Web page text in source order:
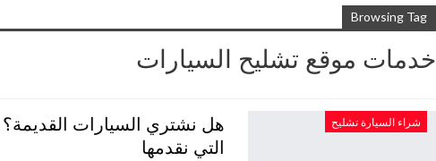
Browsing Tag
خدمات موقع تشليح السيارات
شراء السيارة تشليح
هل نشتري السيارات
التي نقدمها